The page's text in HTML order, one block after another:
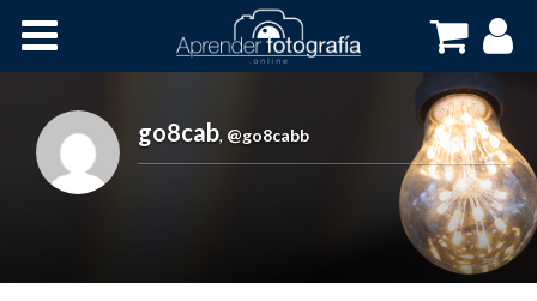
Cursos OnLine
go8cab, @go8cabb